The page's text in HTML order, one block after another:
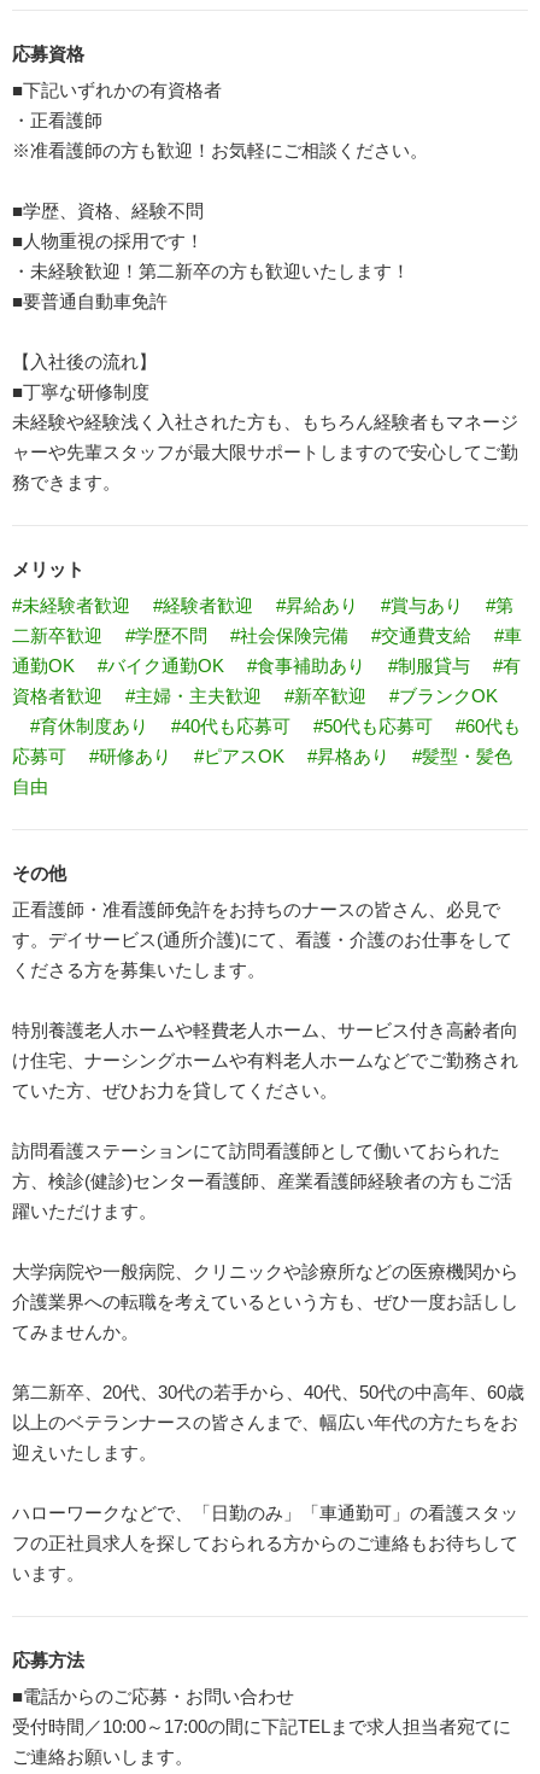
応募資格
■下記いずれかの有資格者
・正看護師
※准看護師の方も歓迎！お気軽にご相談ください。
■学歴、資格、経験不問
■人物重視の採用です！
・未経験歓迎！第二新卒の方も歓迎いたします！
■要普通自動車免許
【入社後の流れ】
■丁寧な研修制度
未経験や経験浅く入社された方も、もちろん経験者もマネージ
ャーや先輩スタッフが最大限サポートしますので安心してご勤
務できます。
メリット
#未経験者歓迎
#経験者歓迎 #昇給あり #賞与あり
#第
二新卒歓迎
#学歴不問 #社会保険完備 #交通費支給
#車
通勤OK
#バイク通勤OK #食事補助あり #制服貸与
#有
資格者歓迎
#主婦・主夫歓迎 #新卒歓迎
#ブランクOK
#育休制度あり
#40代も応募可 #50代も応募可
#60代も
応募可
#研修あり #ピアスOK #昇格あり
#髪型・髪色
自由
その他
正看護師・准看護師免許をお持ちのナースの皆さん、必見で
す。デイサービス(通所介護)にて、看護・介護のお仕事をして
くださる方を募集いたします。
特別養護老人ホームや軽費老人ホーム、サービス付き高齢者向
け住宅、ナーシングホームや有料老人ホームなどでご勤務され
ていた方、ぜひお力を貸してください。
訪問看護ステーションにて訪問看護師として働いておられた
方、検診(健診)センター看護師、産業看護師経験者の方もご活
躍いただけます。
大学病院や一般病院、クリニックや診療所などの医療機関から
介護業界への転職を考えているという方も、ぜひ一度お話しし
てみませんか。
第二新卒、20代、30代の若手から、40代、50代の中高年、60歳
以上のベテランナースの皆さんまで、幅広い年代の方たちをお
迎えいたします。
ハローワークなどで、「日勤のみ」「車通勤可」の看護スタッ
フの正社員求人を探しておられる方からのご連絡もお待ちして
います。
応募方法
■電話からのご応募・お問い合わせ
受付時間／10:00～17:00の間に下記TELまで求人担当者宛てに
ご連絡お願いします。